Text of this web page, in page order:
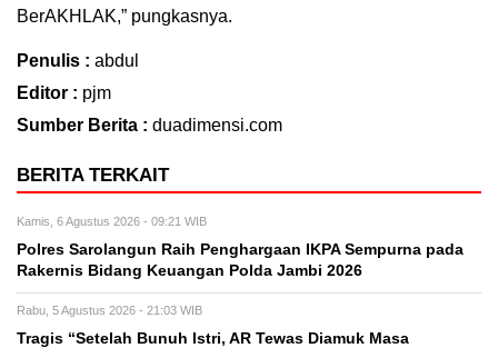
BerAKHLAK,” pungkasnya.
Penulis : abdul
Editor : pjm
Sumber Berita : duadimensi.com
BERITA TERKAIT
Kamis, 6 Agustus 2026 - 09:21 WIB
Polres Sarolangun Raih Penghargaan IKPA Sempurna pada
Rakernis Bidang Keuangan Polda Jambi 2026
Rabu, 5 Agustus 2026 - 21:03 WIB
Tragis “Setelah Bunuh Istri, AR Tewas Diamuk Masa